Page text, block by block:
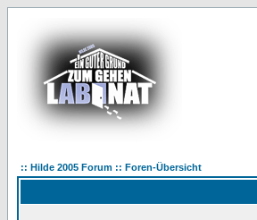
:: Hilde 2005 Forum :: Foren-Übersicht